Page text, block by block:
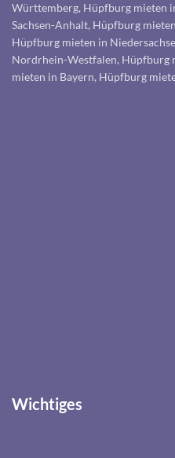
Württemberg, Hüpfburg mieten
Sachsen-Anhalt, Hüpfburg
Hüpfburg mieten in
Nordrhein-Westfalen, Hüpfburg
mieten in Bayern, Hüpfburg
Wichtiges